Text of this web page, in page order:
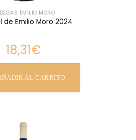
EMILIO MORO
de Emilio Moro 2024
18,31€
AL CARRITO